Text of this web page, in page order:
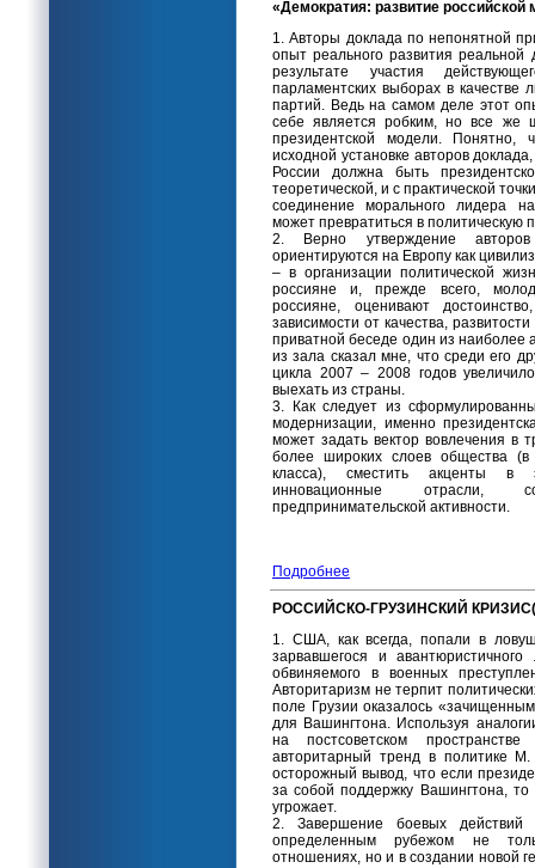
«Демократия: развитие российской
1. Авторы доклада по непонятной
опыт реального развития реальной
результате участия
парламентских выборах в качестве
партий. Ведь на самом деле этот
себе является робким, но все же
президентской модели. Понятно,
исходной установке авторов
России должна быть
теоретической, и с практической
соединение морального лидера
может превратиться в политическую
2. Верно утверждение
ориентируются на Европу как
– в организации политической
россияне и, прежде всего,
россияне, оценивают
зависимости от качества,
приватной беседе один из наиболее
из зала сказал мне, что среди его
цикла 2007 – 2008 годов
выехать из страны.
3. Как следует из
модернизации, именно
может задать вектор вовлечения в
более широких слоев общества
класса), сместить акценты в
инновационные отрасли,
предпринимательской активности.
Подробнее
РОССИЙСКО-ГРУЗИНСКИЙ
1. США, как всегда, попали в
зарвавшегося и
обвиняемого в военных
Авторитаризм не терпит
поле Грузии оказалось
для Вашингтона. Используя
на постсоветском
авторитарный тренд в политике
осторожный вывод, что если
за собой поддержку Вашингтона, то
угрожает.
2. Завершение боевых
определенным рубежом не
отношениях, но и в создании новой